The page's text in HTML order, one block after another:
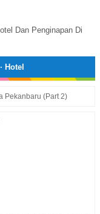
Dan Penginapan Di
Hotel
Pekanbaru (Part 2)